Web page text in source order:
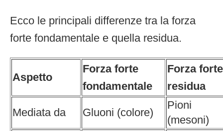
Ecco le principali differenze tra la forza
forte fondamentale e quella residua.
Aspetto
Forza forte
fondamentale
Forza forte
residua
Mediata da Gluoni (colore)
Pioni
(mesoni)